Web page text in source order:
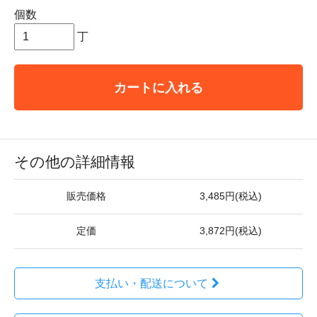
個数
丁
カートに入れる
その他の詳細情報
販売価格 3,485円(税込)
定価 3,872円(税込)
支払い・配送について